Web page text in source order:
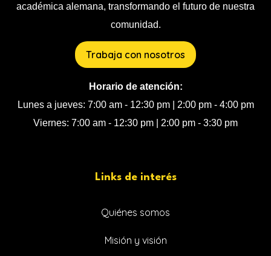
académica alemana, transformando el futuro de nuestra
comunidad.
Trabaja con nosotros
Horario de atención:
Lunes a jueves: 7:00 am - 12:30 pm | 2:00 pm - 4:00 pm
Viernes: 7:00 am - 12:30 pm | 2:00 pm - 3:30 pm
Links de interés
Quiénes somos
Misión y visión